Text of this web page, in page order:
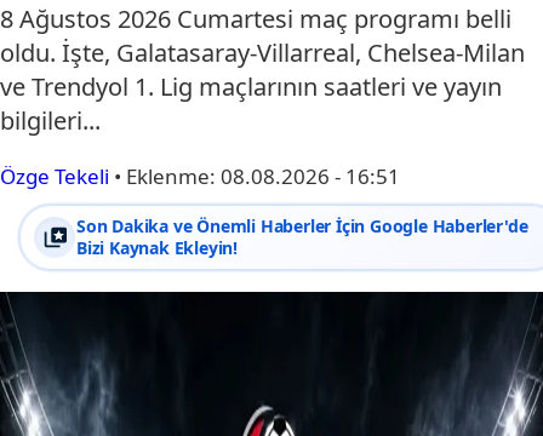
8 Ağustos 2026 Cumartesi maç programı belli
oldu. İşte, Galatasaray-Villarreal, Chelsea-Milan
ve Trendyol 1. Lig maçlarının saatleri ve yayın
bilgileri...
Özge Tekeli • Eklenme: 08.08.2026 - 16:51
Son Dakika ve Önemli Haberler İçin Google Haberler'de
Bizi Kaynak Ekleyin!